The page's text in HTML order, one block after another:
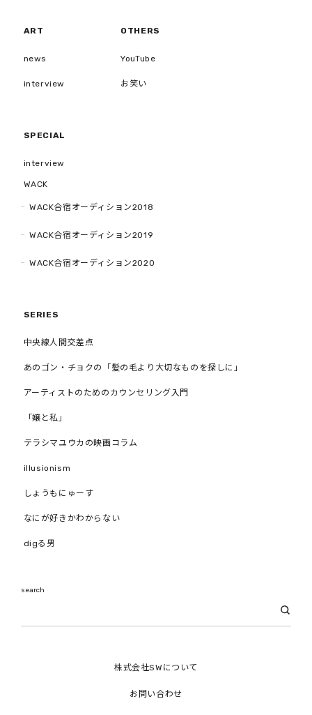
株式会社SWについて
お問い合わせ
ART
news
interview
OTHERS
YouTube
お笑い
SPECIAL
interview
WACK
WACK合宿オーディション2018
WACK合宿オーディション2019
WACK合宿オーディション2020
SERIES
中央線人間交差点
あのゴン・チョクの「髪の毛より大切なものを探しに」
アーティストのためのカウンセリング入門
「嬢と私」
テラシマユウカの映画コラム
illusionism
しょうもにゅーす
なにが好きかわからない
digる男
search